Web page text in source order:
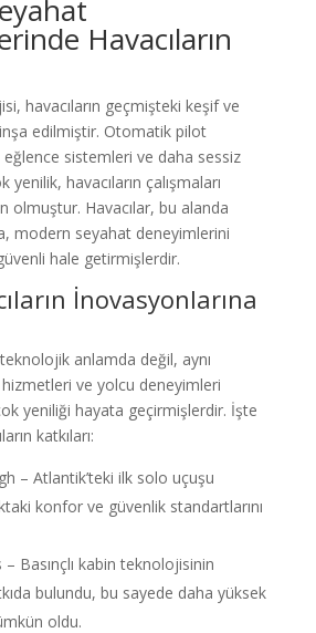
Havacıların
havacıların geçmişteki keşif ve
inşa edilmiştir. Otomatik pilot
sistemleri ve daha sessiz
havacıların çalışmaları
olmuştur. Havacılar, bu alanda
modern seyahat deneyimlerini
hale getirmişlerdir.
İnovasyonlarına
anlamda değil, aynı
ve yolcu deneyimleri
yeniliği hayata geçirmişlerdir. İşte
katkıları:
– Atlantik’teki ilk solo uçuşu
konfor ve güvenlik standartlarını
Basınçlı kabin teknolojisinin
bulundu, bu sayede daha yüksek
oldu.